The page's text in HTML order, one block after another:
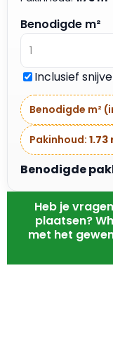
Benodigde m²
Inclusief
Benodigde m²
Pakinhoud: 1.73
Benodigde
Heb je
plaatsen?
met het